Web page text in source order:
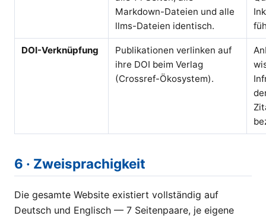
Markdown-Dateien und alle
llms-Dateien identisch.
DOI-Verknüpfung
Publikationen verlinken auf
ihre DOI beim Verlag
(Crossref-Ökosystem).
6 · Zweisprachigkeit
Die gesamte Website existiert vollständig auf
Deutsch und Englisch — 7 Seitenpaare, je eigene